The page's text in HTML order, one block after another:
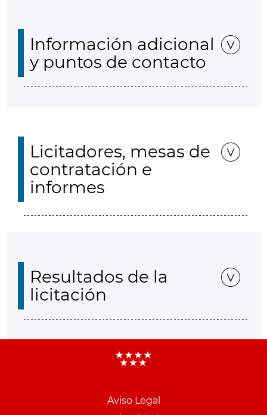
Información adicional
y puntos de contacto
Licitadores, mesas de
contratación e
informes
Resultados de la
licitación
Aviso Legal